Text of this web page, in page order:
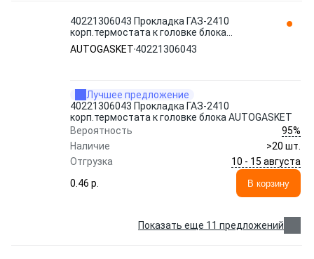
40221306043 Прокладка ГАЗ-2410
корп.термостата к головке блока
AUTOGASKET
AUTOGASKET 40221306043
Лучшее предложение
40221306043 Прокладка ГАЗ-2410
корп.термостата к головке блока AUTOGASKET
Вероятность
95%
Наличие
>20 шт.
Отгрузка
10 - 15 августа
0.46 p.
В корзину
Показать еще 11 предложений